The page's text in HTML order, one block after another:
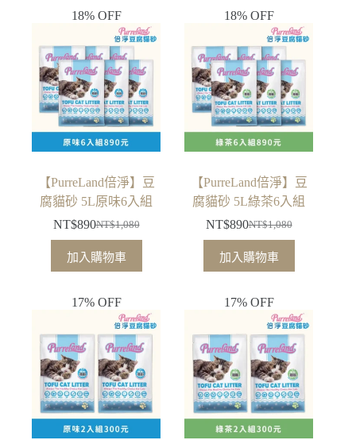
NT$660。
NT$549。
NT$200。
NT$180。
18% OFF
【PurreLand倍淨】豆
腐貓砂 5L原味6入組
NT$1,080
始
價
NT$1,080。
NT$890
前
價
NT$890。
加入購物車
18% OFF
【PurreLand倍淨】豆
腐貓砂 5L綠茶6入組
NT$1,080
始
價
NT$1,080。
NT$890
前
價
NT$890。
加入購物車
17% OFF 17% OFF